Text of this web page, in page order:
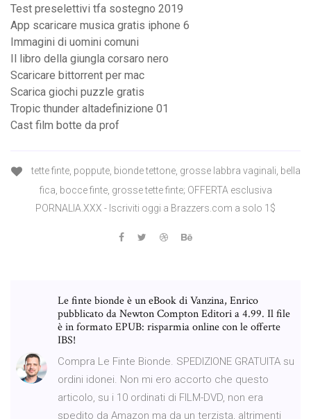
Test preselettivi tfa sostegno 2019
App scaricare musica gratis iphone 6
Immagini di uomini comuni
Il libro della giungla corsaro nero
Scaricare bittorrent per mac
Scarica giochi puzzle gratis
Tropic thunder altadefinizione 01
Cast film botte da prof
tette finte, poppute, bionde tettone, grosse labbra vaginali, bella
fica, bocce finte, grosse tette finte; OFFERTA esclusiva
PORNALIA.XXX - Iscriviti oggi a Brazzers.com a solo 1$
Le finte bionde è un eBook di Vanzina, Enrico
pubblicato da Newton Compton Editori a 4.99. Il file
è in formato EPUB: risparmia online con le offerte
IBS!
Compra Le Finte Bionde. SPEDIZIONE GRATUITA su
ordini idonei. Non mi ero accorto che questo
articolo, su i 10 ordinati di FILM-DVD, non era
spedito da Amazon ma da un terzista, altrimenti